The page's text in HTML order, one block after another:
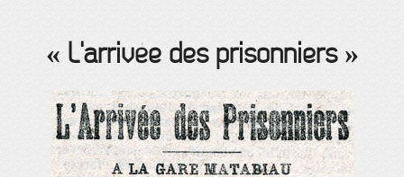
« L'arrivée des prisonniers »